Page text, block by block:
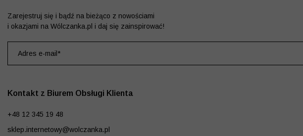
Kontakt z Biurem Obsługi Klienta
+48 12 345 19 48
sklep.internetowy@wolczanka.pl
Zarejestruj się i bądź na bieżąco z nowościami
i okazjami na Wólczanka.pl i daj się zainspirować!